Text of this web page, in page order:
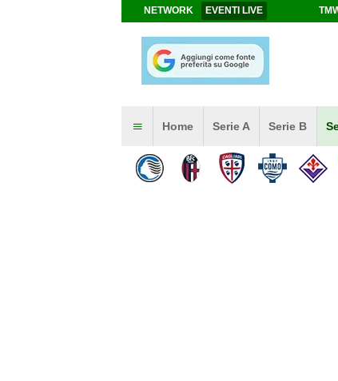
NETWORK EVENTI LIVE
Home Serie A Serie B